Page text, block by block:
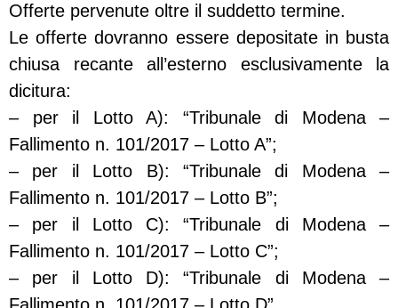
Offerte pervenute oltre il suddetto termine.
Le offerte dovranno essere depositate in busta
chiusa recante all’esterno esclusivamente la
dicitura:
– per il Lotto A): “Tribunale di Modena –
Fallimento n. 101/2017 – Lotto A”;
– per il Lotto B): “Tribunale di Modena –
Fallimento n. 101/2017 – Lotto B”;
– per il Lotto C): “Tribunale di Modena –
Fallimento n. 101/2017 – Lotto C”;
– per il Lotto D): “Tribunale di Modena –